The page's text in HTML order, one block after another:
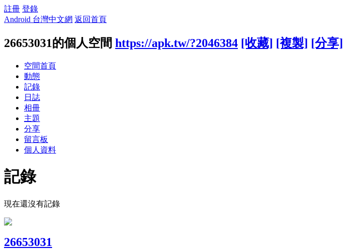
註冊 登錄
Android 台灣中文網 返回首頁
26653031的個人空間 https://apk.tw/?2046384 [收藏] [複製] [分享]
空間首頁
動態
記錄
日誌
相冊
主題
分享
留言板
個人資料
記錄
現在還沒有記錄
26653031